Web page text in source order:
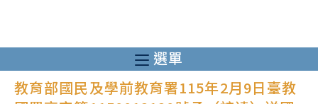
至
主
要
選單
教育部國民及學前教育署115年2月9日臺教